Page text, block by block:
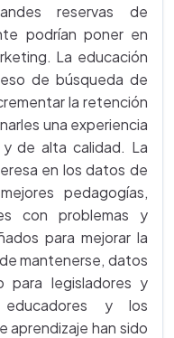
reservas de
podrían poner en
La educación
de búsqueda de
la retención
una experiencia
y de alta calidad. La
en los datos de
pedagogías,
con problemas y
para mejorar la
mantenerse, datos
para legisladores y
educadores y los
aprendizaje han sido